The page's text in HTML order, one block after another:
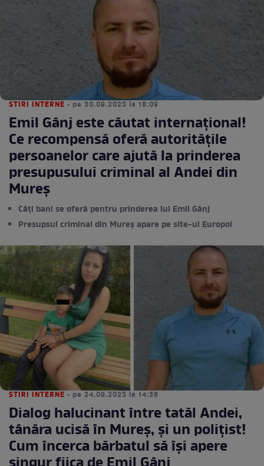
STIRI INTERNE • pe 30.09.2025 la 18:09
Emil Gânj este căutat internațional!
Ce recompensă oferă autoritățile
persoanelor care ajută la prinderea
presupusului criminal al Andei din
Mureș
Câți bani se oferă pentru prinderea lui Emil Gânj
Presupsul criminal din Mureș apare pe site-ul Europol
STIRI INTERNE • pe 24.09.2025 la 14:38
Dialog halucinant între tatăl Andei,
tânăra ucisă în Mureș, și un polițist!
Cum încerca bărbatul să își apere